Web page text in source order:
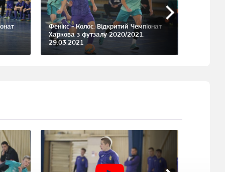
Фенікс - Колос. Відкритий Чемпіонат
Харкова з футзалу 2020/2021.
29.03.2021